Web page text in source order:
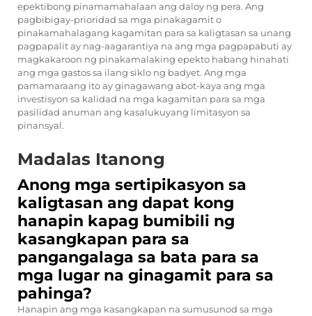
epektibong pinamamahalaan ang daloy ng pera. Ang
pagbibigay-prioridad sa mga pinakagamit o
pinakamahalagang kagamitan para sa kaligtasan sa unang
pagpapalit ay nag-aagarantiya na ang mga pagpapabuti ay
magkakaroon ng pinakamalaking epekto habang hinahati
ang mga gastos sa ilang siklo ng badyet. Ang mga
pamamaraang ito ay ginagawang abot-kaya ang mga
investisyon sa kalidad na mga kagamitan para sa mga
pasilidad anuman ang kasalukuyang limitasyon sa
pinansyal.
Madalas Itanong
Anong mga sertipikasyon sa
kaligtasan ang dapat kong
hanapin kapag bumibili ng
kasangkapan para sa
pangangalaga sa bata para sa
mga lugar na ginagamit para sa
pahinga?
Hanapin ang mga kasangkapan na sumusunod sa mga